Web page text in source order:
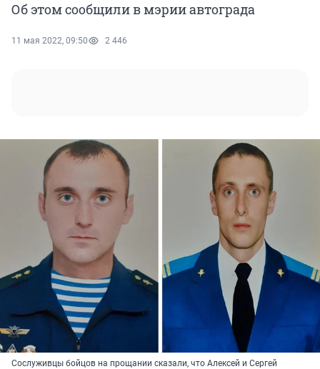
Об этом сообщили в мэрии автограда
11 мая 2022, 09:50 2 446
Сослуживцы бойцов на прощании сказали, что Алексей и Сергей